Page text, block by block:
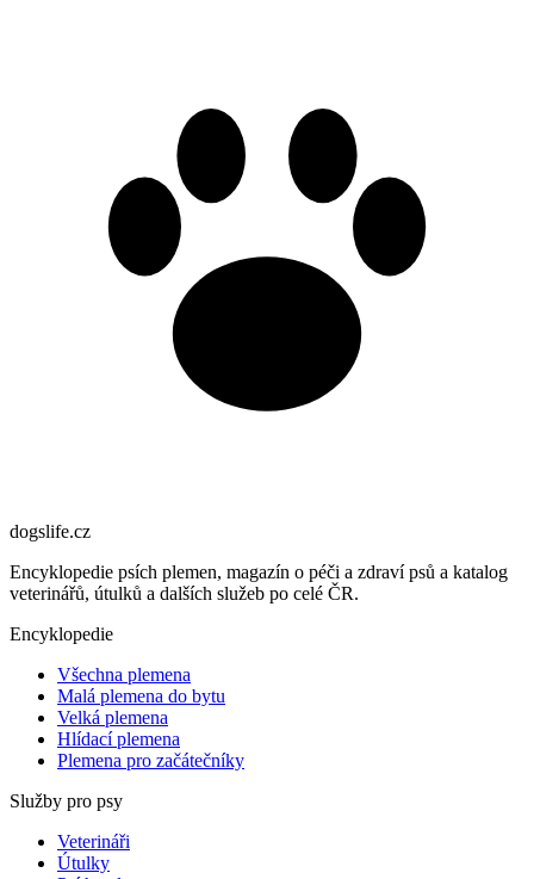
dogslife.cz
Encyklopedie psích plemen, magazín o péči a zdraví psů a katalog
veterinářů, útulků a dalších služeb po celé ČR.
Encyklopedie
Všechna plemena
Malá plemena do bytu
Velká plemena
Hlídací plemena
Plemena pro začátečníky
Služby pro psy
Veterináři
Útulky